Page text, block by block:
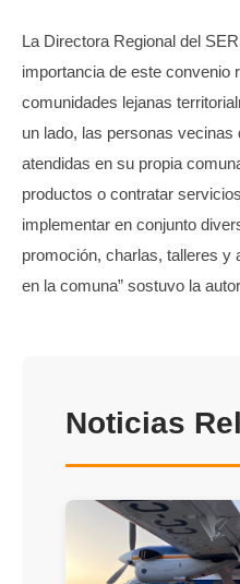
La Directora Regional del
importancia de este convenio
comunidades lejanas
un lado, las personas
atendidas en su propia
productos o contratar
implementar en conjunto
promoción, charlas, talleres y
en la comuna” sostuvo la
Noticias